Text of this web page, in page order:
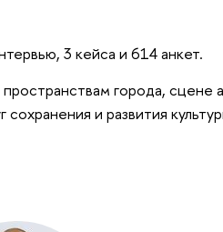
3 кейса и 614 анкет.
города, сцене
и развития